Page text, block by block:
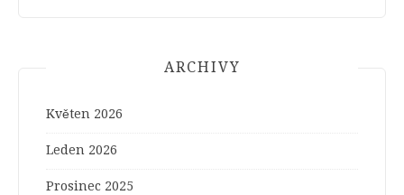
ARCHIVY
Květen 2026
Leden 2026
Prosinec 2025